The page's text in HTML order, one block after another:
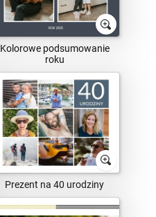
Kolorowe podsumowanie
roku
Prezent na 40 urodziny